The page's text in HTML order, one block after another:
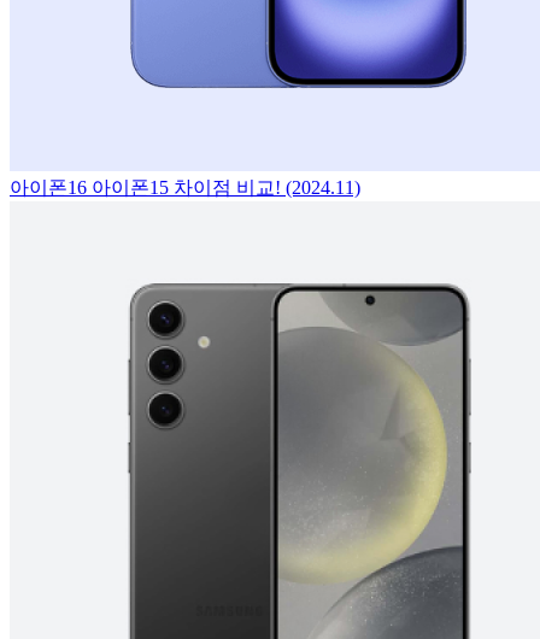
아이폰16 아이폰15 차이점 비교! (2024.11)